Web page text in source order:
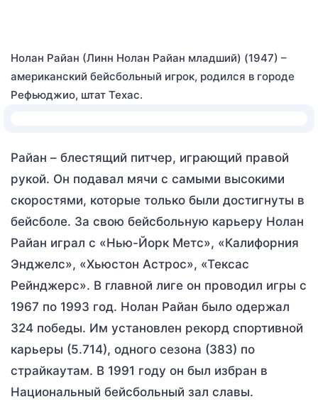
Нолан Райан (Линн Нолан Райан младший) (1947) –
американский бейсбольный игрок, родился в городе
Рефьюджио, штат Техас.
Райан – блестящий питчер, играющий правой
рукой. Он подавал мячи с самыми высокими
скоростями, которые только были достигнуты в
бейсболе. За свою бейсбольную карьеру Нолан
Райан играл с «Нью-Йорк Метс», «Калифорния
Энджелс», «Хьюстон Астрос», «Тексас
Рейнджерс». В главной лиге он проводил игры с
1967 по 1993 год. Нолан Райан было одержал
324 победы. Им установлен рекорд спортивной
карьеры (5.714), одного сезона (383) по
страйкаутам. В 1991 году он был избран в
Национальный бейсбольный зал славы.